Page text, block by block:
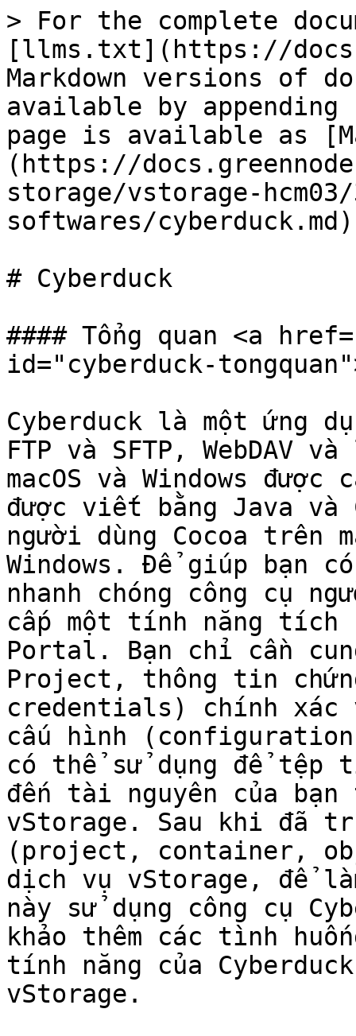
> For the complete
[llms.txt](https://
Markdown versions of
available by
page is available as
(https://
storage/vstorage-
softwares/
# Cyberduck
#### Tổng quan <a
id="cyberduck-
Cyberduck là một ứng
FTP và SFTP, WebDAV
macOS và Windows
được viết bằng Java và
người dùng Cocoa trên
Windows. Để giúp bạn
nhanh chóng công cụ
cấp một tính năng tích
Portal. Bạn chỉ cần
Project, thông tin
credentials) chính
cấu hình
có thể sử dụng để tệp
đến tài nguyên của
vStorage. Sau khi đã
(project, container,
dịch vụ vStorage, để
này sử dụng công cụ
khảo thêm các tình
tính năng của
vStorage.